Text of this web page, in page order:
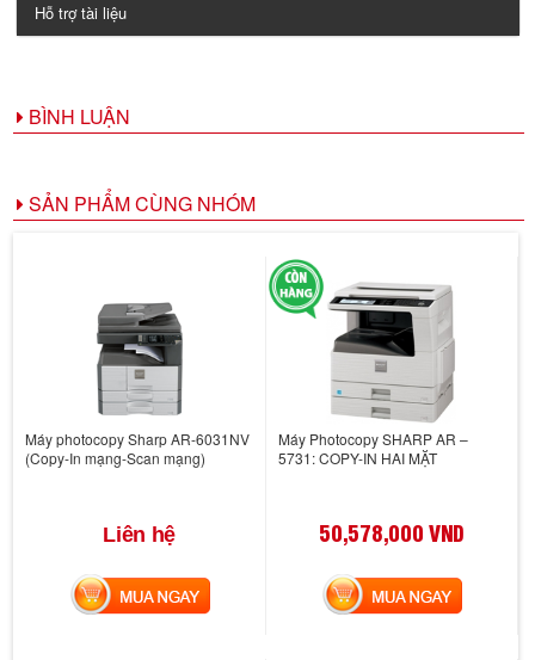
Hỗ trợ tài liệu
BÌNH LUẬN
SẢN PHẨM CÙNG NHÓM
Máy photocopy Sharp AR-6031NV
(Copy-In mạng-Scan mạng)
Liên hệ
MUA NGAY
Máy Photocopy SHARP AR –
5731: COPY-IN HAI MẶT
50,578,000 VND
MUA NGAY